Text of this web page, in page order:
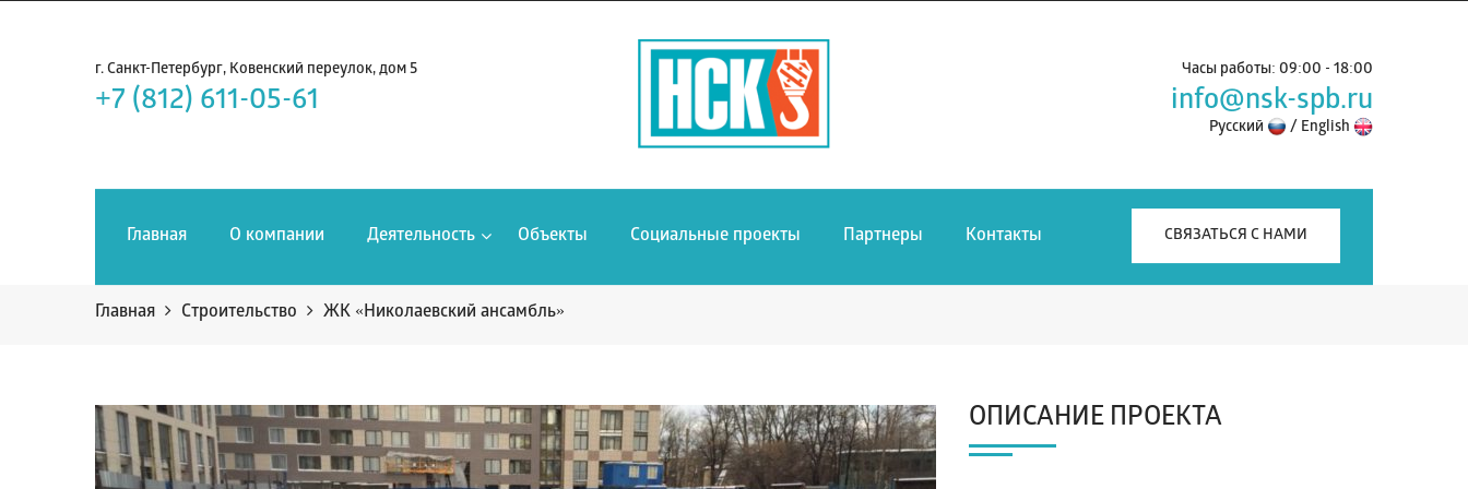
г. Санкт-Петербург, Ковенский переулок, дом 5
+7 (812) 611-05-61
Часы работы: 09:00 - 18:00
info@nsk-spb.ru
Русский / English
Главная О компании Деятельность Объекты Социальные проекты Партнеры Контакты СВЯЗАТЬСЯ С НАМИ
Главная Строительство ЖК «Николаевский ансамбль»
ОПИСАНИЕ ПРОЕКТА